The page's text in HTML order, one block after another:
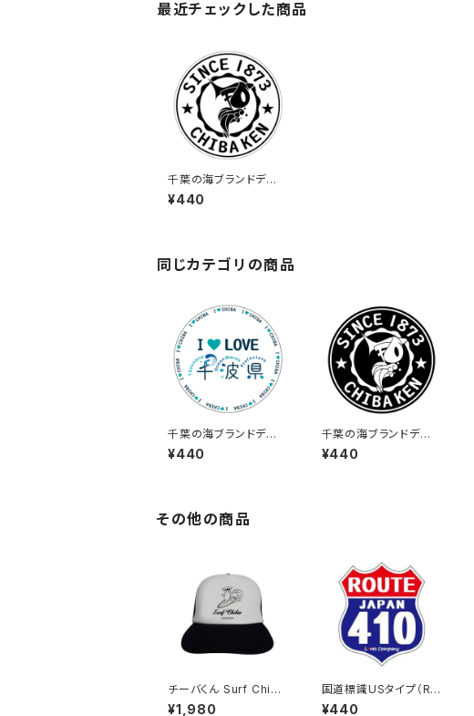
最近チェックした商品
千葉の海ブランドデザ
イン：ステッカー2
¥440
同じカテゴリの商品
千葉の海ブランドデザ
イン：ステッカー3
¥440
千葉の海ブランドデザ
イン：ステッカー1
¥440
その他の商品
チーバくん Surf Chib
a：メッシュキャップ（Bホ
¥1,980
国道標識USタイプ（RO
UTE）ステッカー 410号
¥440